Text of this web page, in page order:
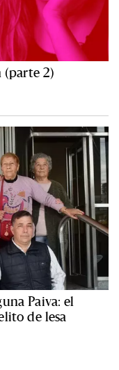
(parte 2)
Paiva: el
de lesa